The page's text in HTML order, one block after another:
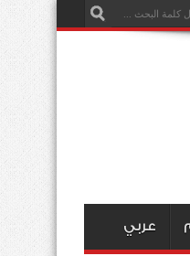
عربي